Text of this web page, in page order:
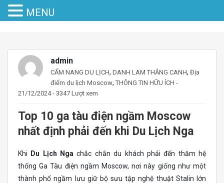
admin
CẨM NANG DU LỊCH, DANH LAM THẮNG CANH, Địa
điểm du lịch Moscow, THÔNG TIN HỮU ÍCH -
21/12/2024 - 3347 Lượt xem
Top 10 ga tàu điện ngầm Moscow
nhất định phải đến khi Du Lịch Nga
Khi Du Lịch Nga chắc chắn du khách phải đến thăm hệ
thống Ga Tàu điện ngầm Moscow, nơi này giống như một
thành phố ngầm lưu giữ bộ sưu tập nghệ thuật Stalin lớn
MENU